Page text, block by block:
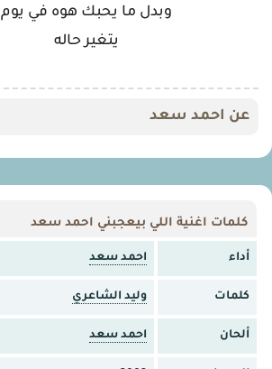
وبدل ما يحبك هوه في يوم
يتغير حاله
عن احمد سعد
كلمات اغنية اللي بيعجبني احمد سعد
أداء احمد سعد
كلمات وليد الشاعري
ألحان احمد سعد